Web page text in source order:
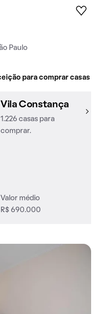
Paulo
para comprar casas
Vila Constança
1.226 casas para
comprar.
Valor médio
R$ 690.000